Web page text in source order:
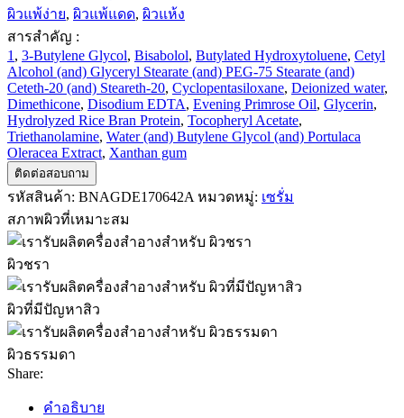
ผิวแพ้ง่าย, ผิวแพ้แดด, ผิวแห้ง
สารสำคัญ :
1 , 3-Butylene Glycol, Bisabolol, Butylated Hydroxytoluene, Cetyl
Alcohol (and) Glyceryl Stearate (and) PEG-75 Stearate (and)
Ceteth-20 (and) Steareth-20, Cyclopentasiloxane, Deionized water,
Dimethicone, Disodium EDTA, Evening Primrose Oil, Glycerin,
Hydrolyzed Rice Bran Protein, Tocopheryl Acetate,
Triethanolamine, Water (and) Butylene Glycol (and) Portulaca
Oleracea Extract, Xanthan gum
ติดต่อสอบถาม
รหัสสินค้า: BNAGDE170642A หมวดหมู่: เซรั่ม
สภาพผิวที่เหมาะสม
ผิวชรา
ผิวที่มีปัญหาสิว
ผิวธรรมดา
Share:
คำอธิบาย